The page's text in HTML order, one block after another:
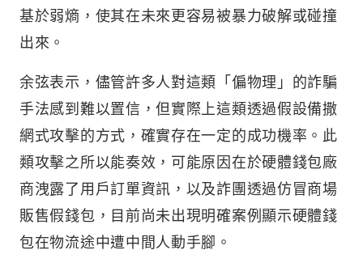
基於弱熵，使其在未來更容易被暴力破解或碰撞
出來。
余弦表示，儘管許多人對這類「偏物理」的詐騙
手法感到難以置信，但實際上這類透過假設備撒
網式攻擊的方式，確實存在一定的成功機率。此
類攻擊之所以能奏效，可能原因在於硬體錢包廠
商洩露了用戶訂單資訊，以及詐團透過仿冒商場
販售假錢包，目前尚未出現明確案例顯示硬體錢
包在物流途中遭中間人動手腳。